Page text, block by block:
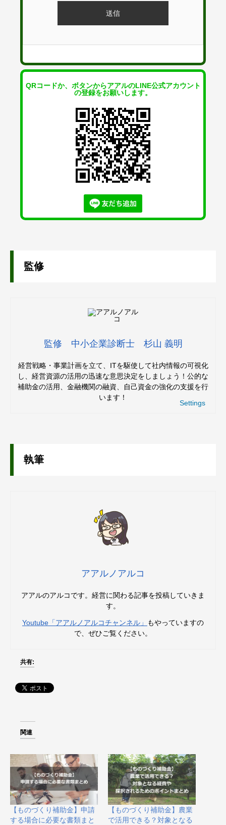
QRコードか、ボタンからアアルのLINE公式アカウント
の登録をお願いします。
監修
監修 中小企業診断士 杉山 義明
経営戦略・事業計画を立て、ITを駆使して社内情報の可視化
し、経営資源の活用の迅速な意思決定をしましょう！公的な
補助金の活用、金融機関の融資、自己資金の強化の支援を行
います！
Settings
執筆
アアルノアルコ
アアルのアルコです。経営に関わる記事を投稿していきま
す。
Youtube「アアルノアルコチャンネル」
もやっていますの
で、ぜひご覧ください。
共有:
関連
【ものづくり補助金】申請
する場合に必要な書類まと
【ものづくり補助金】農業
で活用できる？対象となる